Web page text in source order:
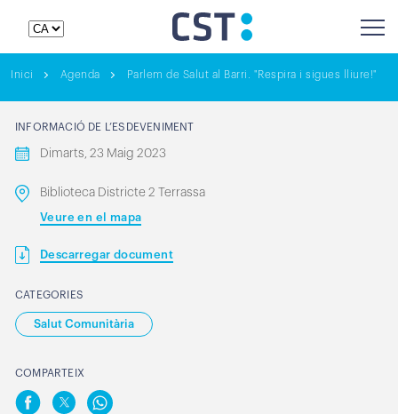
Inici Agenda Parlem de Salut al Barri. "Respira i sigues lliure!"
INFORMACIÓ DE L’ESDEVENIMENT
Dimarts, 23 Maig 2023
Biblioteca Districte 2 Terrassa
Veure en el mapa
Descarregar document
CATEGORIES
Salut Comunitària
COMPARTEIX